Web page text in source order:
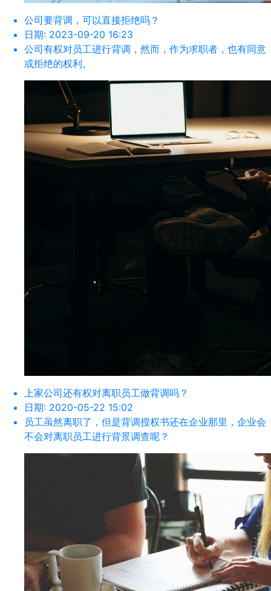
公司要背调，可以直接拒绝吗？
日期: 2023-09-20 16:23
公司有权对员工进行背调，然而，作为求职者，也有同意
或拒绝的权利。
上家公司还有权对离职员工做背调吗？
日期: 2020-05-22 15:02
员工虽然离职了，但是背调授权书还在企业那里，企业会
不会对离职员工进行背景调查呢？